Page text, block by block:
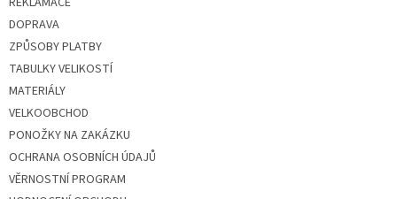
DOPRAVA
ZPŮSOBY PLATBY
TABULKY VELIKOSTÍ
MATERIÁLY
VELKOOBCHOD
PONOŽKY NA ZAKÁZKU
OCHRANA OSOBNÍCH ÚDAJŮ
VĚRNOSTNÍ PROGRAM